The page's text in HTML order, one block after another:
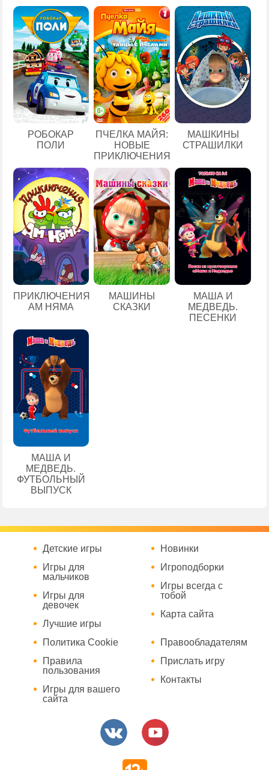
РОБОКАР
ПОЛИ
ПЧЕЛКА МАЙЯ:
НОВЫЕ
ПРИКЛЮЧЕНИЯ
МАШКИНЫ
СТРАШИЛКИ
ПРИКЛЮЧЕНИЯ
АМ НЯМА
МАШИНЫ
СКАЗКИ
МАША И
МЕДВЕДЬ.
ПЕСЕНКИ
МАША И
МЕДВЕДЬ.
ФУТБОЛЬНЫЙ
ВЫПУСК
Детские игры
Игры для
мальчиков
Игры для
девочек
Лучшие игры
Новинки
Игроподборки
Игры всегда с
тобой
Карта сайта
Политика Cookie
Правила
пользования
Игры для вашего
сайта
Правообладателям
Прислать игру
Контакты